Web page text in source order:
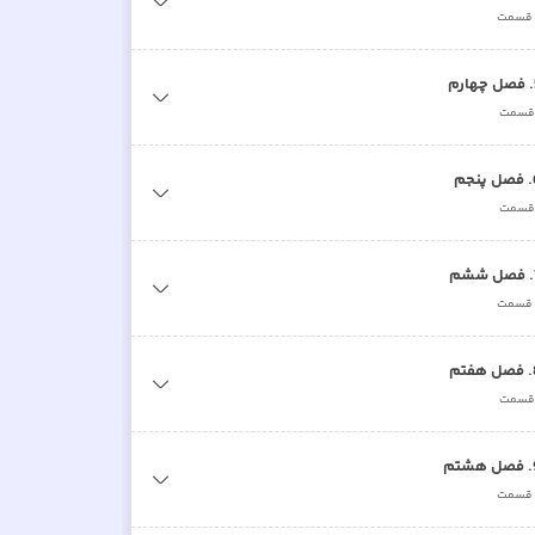
قسمت
.فصل چهارم
قسمت
.فصل پنجم
قسمت
.فصل ششم
قسمت
.فصل هفتم
قسمت
.فصل هشتم
قسمت